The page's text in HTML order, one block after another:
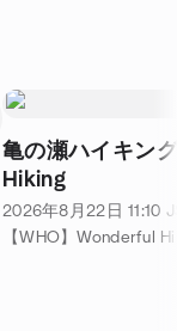
亀の瀬ハイキン
Hiking
2026年8月22日 11:10